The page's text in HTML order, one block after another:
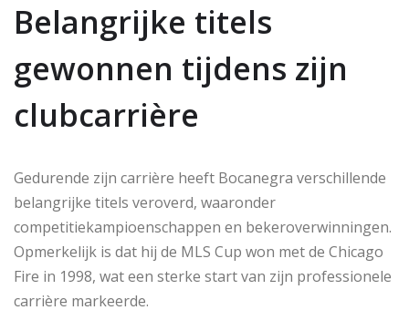
Belangrijke titels
gewonnen tijdens zijn
clubcarrière
Gedurende zijn carrière heeft Bocanegra verschillende
belangrijke titels veroverd, waaronder
competitiekampioenschappen en bekeroverwinningen.
Opmerkelijk is dat hij de MLS Cup won met de Chicago
Fire in 1998, wat een sterke start van zijn professionele
carrière markeerde.